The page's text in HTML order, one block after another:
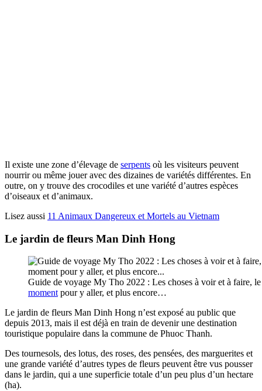
Il existe une zone d’élevage de serpents où les visiteurs peuvent
nourrir ou même jouer avec des dizaines de variétés différentes. En
outre, on y trouve des crocodiles et une variété d’autres espèces
d’oiseaux et d’animaux.
Lisez aussi 11 Animaux Dangereux et Mortels au Vietnam
Le jardin de fleurs Man Dinh Hong
Guide de voyage My Tho 2022 : Les choses à voir et à faire,
moment pour y aller, et plus encore…
Le jardin de fleurs Man Dinh Hong n’est exposé au public que
depuis 2013, mais il est déjà en train de devenir une destination
touristique populaire dans la commune de Phuoc Thanh.
Des tournesols, des lotus, des roses, des pensées, des marguerites et
une grande variété d’autres types de fleurs peuvent être vus pousser
dans le jardin, qui a une superficie totale d’un peu plus d’un hectare
(ha).